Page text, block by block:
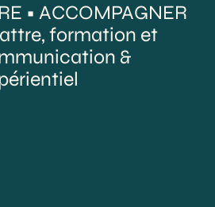
• ACCOMPAGNER
formation et
&